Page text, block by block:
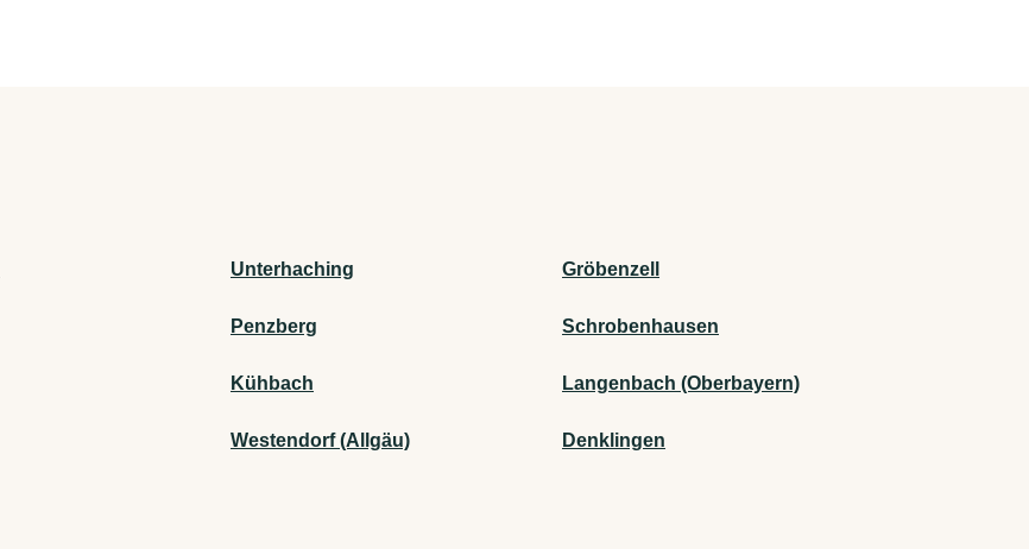
Unterhaching Gröbenzell
Penzberg Schrobenhausen
Kühbach Langenbach (Oberbayern)
Westendorf (Allgäu) Denklingen